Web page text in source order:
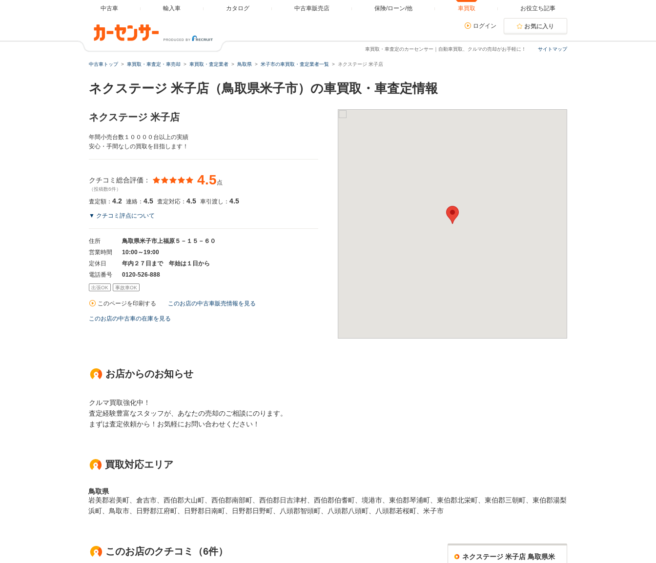
中古車 輸入車 カタログ 中古車販売店 保険/ローン/他 車買取 お役立ち記事
ログイン お気に入り
サイトマップ
車買取・車査定のカーセンサー｜自動車買取、クルマの売却がお手軽に！
中古車トップ 車買取・車査定・車売却 車買取・査定業者 鳥取県 米子市の車買取・査定業者一覧 ネクステージ 米子店
ネクステージ 米子店（鳥取県米子市）の車買取・車査定情報
ネクステージ 米子店
年間小売台数１００００台以上の実績
安心・手間なしの買取を目指します！
クチコミ総合評価： 4.5点
（投稿数6件）
査定額： 4.2 連絡： 4.5 査定対応： 4.5 車引渡し： 4.5
▼ クチコミ評点について
住所
鳥取県米子市上福原５－１５－６０
営業時間
10:00～19:00
定休日
年内２７日まで 年始は１日から
電話番号
0120-526-888
出張OK 事故車OK
このページを印刷する このお店の中古車販売情報を見る
このお店の中古車の在庫を見る
お店からのお知らせ
クルマ買取強化中！
査定経験豊富なスタッフが、あなたの売却のご相談にのります。
まずは査定依頼から！お気軽にお問い合わせください！
買取対応エリア
鳥取県
岩美郡岩美町、倉吉市、西伯郡大山町、西伯郡南部町、西伯郡日吉津村、西伯郡伯耆町、境港市、東伯郡琴浦町、東伯郡北栄町、東伯郡三朝町、東伯郡湯梨
浜町、鳥取市、日野郡江府町、日野郡日南町、日野郡日野町、八頭郡智頭町、八頭郡八頭町、八頭郡若桜町、米子市
このお店のクチコミ（6件）
ネクステージ 米子店 鳥取県米